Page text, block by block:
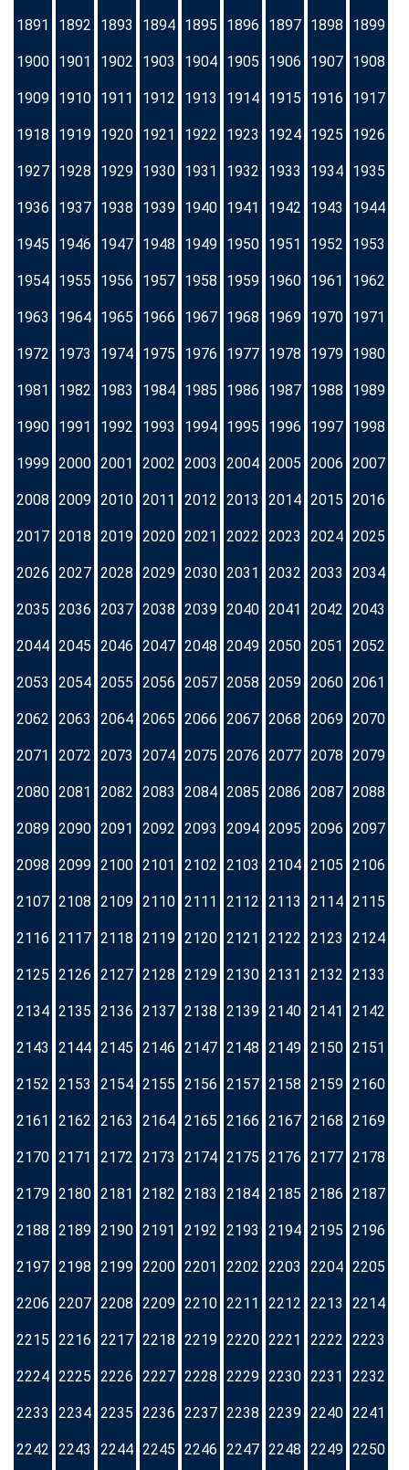
1891 1892 1893 1894 1895 1896 1897 1898 1899
1900 1901 1902 1903 1904 1905 1906 1907 1908
1909 1910 1911 1912 1913 1914 1915 1916 1917
1918 1919 1920 1921 1922 1923 1924 1925 1926
1927 1928 1929 1930 1931 1932 1933 1934 1935
1936 1937 1938 1939 1940 1941 1942 1943 1944
1945 1946 1947 1948 1949 1950 1951 1952 1953
1954 1955 1956 1957 1958 1959 1960 1961 1962
1963 1964 1965 1966 1967 1968 1969 1970 1971
1972 1973 1974 1975 1976 1977 1978 1979 1980
1981 1982 1983 1984 1985 1986 1987 1988 1989
1990 1991 1992 1993 1994 1995 1996 1997 1998
1999 2000 2001 2002 2003 2004 2005 2006 2007
2008 2009 2010 2011 2012 2013 2014 2015 2016
2017 2018 2019 2020 2021 2022 2023 2024 2025
2026 2027 2028 2029 2030 2031 2032 2033 2034
2035 2036 2037 2038 2039 2040 2041 2042 2043
2044 2045 2046 2047 2048 2049 2050 2051 2052
2053 2054 2055 2056 2057 2058 2059 2060 2061
2062 2063 2064 2065 2066 2067 2068 2069 2070
2071 2072 2073 2074 2075 2076 2077 2078 2079
2080 2081 2082 2083 2084 2085 2086 2087 2088
2089 2090 2091 2092 2093 2094 2095 2096 2097
2098 2099 2100 2101 2102 2103 2104 2105 2106
2107 2108 2109 2110 2111 2112 2113 2114 2115
2116 2117 2118 2119 2120 2121 2122 2123 2124
2125 2126 2127 2128 2129 2130 2131 2132 2133
2134 2135 2136 2137 2138 2139 2140 2141 2142
2143 2144 2145 2146 2147 2148 2149 2150 2151
2152 2153 2154 2155 2156 2157 2158 2159 2160
2161 2162 2163 2164 2165 2166 2167 2168 2169
2170 2171 2172 2173 2174 2175 2176 2177 2178
2179 2180 2181 2182 2183 2184 2185 2186 2187
2188 2189 2190 2191 2192 2193 2194 2195 2196
2197 2198 2199 2200 2201 2202 2203 2204 2205
2206 2207 2208 2209 2210 2211 2212 2213 2214
2215 2216 2217 2218 2219 2220 2221 2222 2223
2224 2225 2226 2227 2228 2229 2230 2231 2232
2233 2234 2235 2236 2237 2238 2239 2240 2241
2242 2243 2244 2245 2246 2247 2248 2249 2250